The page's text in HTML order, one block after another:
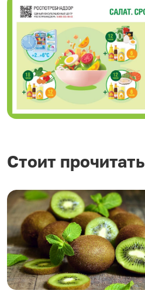
Стоит прочитать